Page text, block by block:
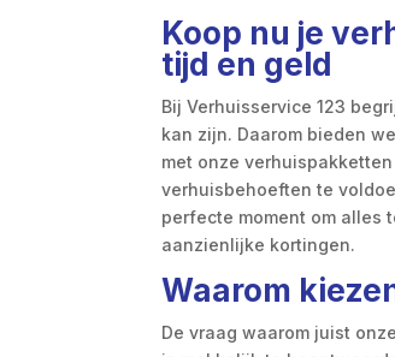
Koop nu je
tijd en geld
Bij Verhuisservice 123
kan zijn. Daarom bieden
met onze
verhuisbehoeften te
perfecte moment om alles
aanzienlijke kortingen.
Waarom
De vraag waarom juist